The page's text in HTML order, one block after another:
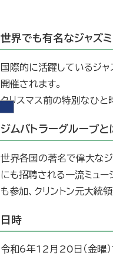
世界でも有名なジャズ
国際的に活躍しているジャ
開催されます。
クリスマス前の特別なひと
ジムバトラーグループと
世界各国の著名で偉大なジ
にも招聘される一流ミュー
も参加、クリントン元大統
日時
令和6年12月20日（金曜